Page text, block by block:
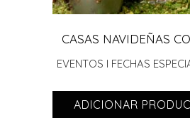
CASAS NAVIDEÑAS
EVENTOS I FECHAS
ADICIONAR